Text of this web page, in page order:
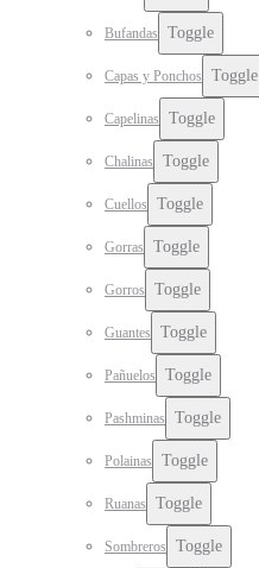
Bufandas Toggle
Capas y Ponchos Toggle
Capelinas Toggle
Chalinas Toggle
Cuellos Toggle
Gorras Toggle
Gorros Toggle
Guantes Toggle
Pañuelos Toggle
Pashminas Toggle
Polainas Toggle
Ruanas Toggle
Sombreros Toggle